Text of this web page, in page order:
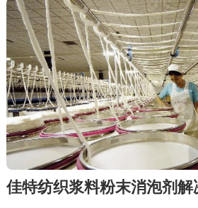
佳特纺织浆料粉末消泡剂解